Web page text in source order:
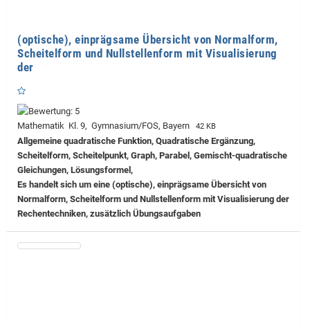
(optische), einprägsame Übersicht von Normalform,
Scheitelform und Nullstellenform mit Visualisierung
der
Mathematik Kl. 9, Gymnasium/FOS, Bayern 42 KB
Allgemeine quadratische Funktion, Quadratische Ergänzung,
Scheitelform, Scheitelpunkt, Graph, Parabel, Gemischt-quadratische
Gleichungen, Lösungsformel,
Es handelt sich um eine (optische), einprägsame Übersicht von
Normalform, Scheitelform und Nullstellenform mit Visualisierung der
Rechentechniken, zusätzlich Übungsaufgaben